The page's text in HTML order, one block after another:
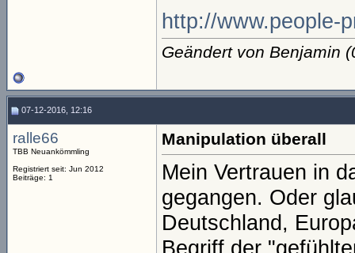
http://www.people-
Geändert von Benjamin
07-12-2016, 12:16
ralle66
TBB Neuankömmling
Registriert seit: Jun 2012
Beiträge: 1
Manipulation überall
Mein Vertrauen in
gegangen. Oder
Deutschland,